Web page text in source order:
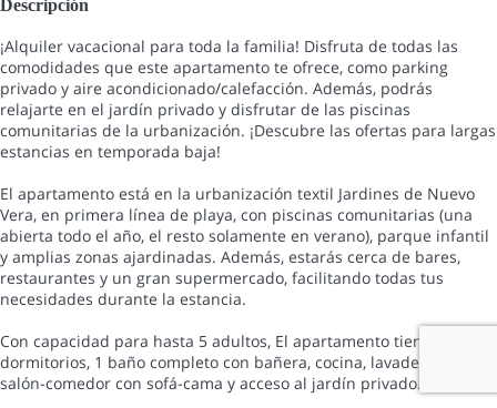
Descripción
¡Alquiler vacacional para toda la familia! Disfruta de todas las
comodidades que este apartamento te ofrece, como parking
privado y aire acondicionado/calefacción. Además, podrás
relajarte en el jardín privado y disfrutar de las piscinas
comunitarias de la urbanización. ¡Descubre las ofertas para largas
estancias en temporada baja!
El apartamento está en la urbanización textil Jardines de Nuevo
Vera, en primera línea de playa, con piscinas comunitarias (una
abierta todo el año, el resto solamente en verano), parque infantil
y amplias zonas ajardinadas. Además, estarás cerca de bares,
restaurantes y un gran supermercado, facilitando todas tus
necesidades durante la estancia.
Con capacidad para hasta 5 adultos, El apartamento tiene 2
dormitorios, 1 baño completo con bañera, cocina, lavadero, y
salón-comedor con sofá-cama y acceso al jardín privado.